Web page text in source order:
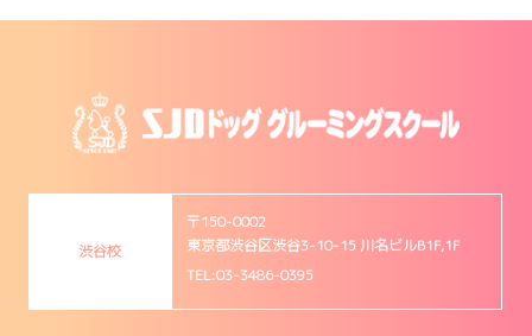
渋谷校
〒150-0002
東京都渋谷区渋谷3-10-15 川名ビルB1F,1F
TEL:03-3486-0395